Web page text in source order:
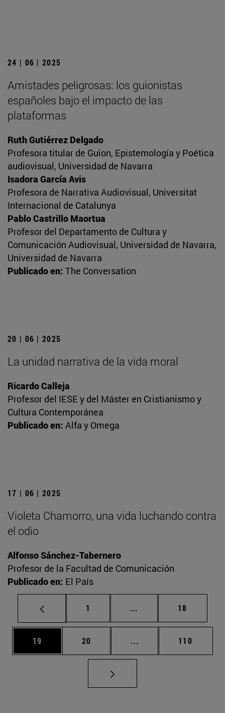
24 | 06 | 2025
Amistades peligrosas: los guionistas
españoles bajo el impacto de las
plataformas
Ruth Gutiérrez Delgado
Profesora titular de Guion, Epistemología y Poética
audiovisual, Universidad de Navarra
Isadora García Avis
Profesora de Narrativa Audiovisual, Universitat
Internacional de Catalunya
Pablo Castrillo Maortua
Profesor del Departamento de Cultura y
Comunicación Audiovisual, Universidad de Navarra,
Universidad de Navarra
Publicado en: The Conversation
20 | 06 | 2025
La unidad narrativa de la vida moral
Ricardo Calleja
Profesor del IESE y del Máster en Cristianismo y
Cultura Contemporánea
Publicado en: Alfa y Omega
17 | 06 | 2025
Violeta Chamorro, una vida luchando contra
el odio
Alfonso Sánchez-Tabernero
Profesor de la Facultad de Comunicación
Publicado en: El País
Página
1 ... Páginas intermedias
Página
18
Página
19 Página
20 ... Páginas intermedias
Página
110